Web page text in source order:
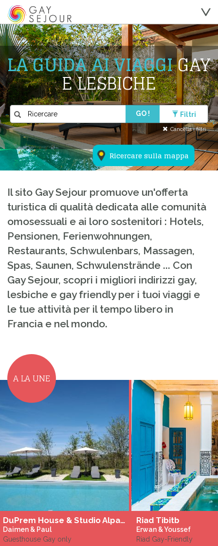
Ricercare sulla mappa
LA GUIDA AI VIAGGIGAY
E LESBICHE
GO ! Filtri
Cancella i filtri
Il sito Gay Sejour promuove un'offerta
turistica di qualità dedicata alle comunità
omosessuali e ai loro sostenitori : Hotels,
Pensionen, Ferienwohnungen,
Restaurants, Schwulenbars, Massagen,
Spas, Saunen, Schwulenstrände ... Con
Gay Sejour, scopri i migliori indirizzi gay,
lesbiche e gay friendly per i tuoi viaggi e
le tue attività per il tempo libero in
Francia e nel mondo.
A LA UNE
DuPrem House & Studio Alpaca - Gay Only - Piscina salata riscaldata - Jacuzzi
Daimen & Paul
Guesthouse Gay only
Riad Tibitb
Erwan & Youssef
Riad Gay-Friendly